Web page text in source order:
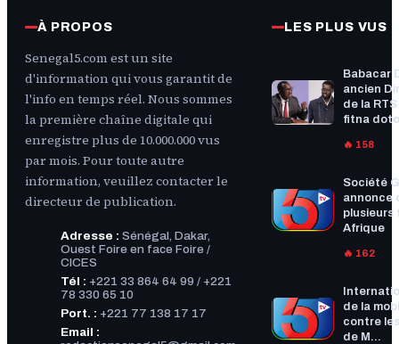
À PROPOS
Senegal5.com est un site
d'information qui vous garantit de
l'info en temps réel. Nous sommes
la première chaîne digitale qui
enregistre plus de 10.000.000 vus
par mois. Pour toute autre
information, veuillez contacter le
directeur de publication.
Adresse : Sénégal, Dakar,
Ouest Foire en face Foire /
CICES
Tél : +221 33 864 64 99 / +221
78 330 65 10
Port. : +221 77 138 17 17
Email :
LES PLUS VUS
Babacar
ancien
de la RTS
fitna
🔥 158
Société
annonce
plusieurs
Afrique
🔥 162
de la
contre
de M...